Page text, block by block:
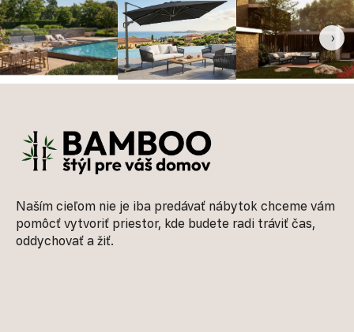
‹ ›
Naším cieľom nie je iba predávať nábytok chceme vám
pomôcť vytvoriť priestor, kde budete radi tráviť čas,
oddychovať a žiť.